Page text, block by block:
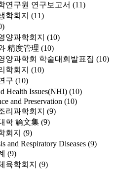
연구원 연구보고서 (11)
학회지 (11)
양과학회지 (10)
精度管理 (10)
양과학회 학술대회발표집 (10)
학회지 (10)
구 (10)
Health Issues(NHI) (10)
and Preservation (10)
리과학회지 (9)
학 論文集 (9)
회지 (9)
and Respiratory Diseases (9)
(9)
육학회지 (9)